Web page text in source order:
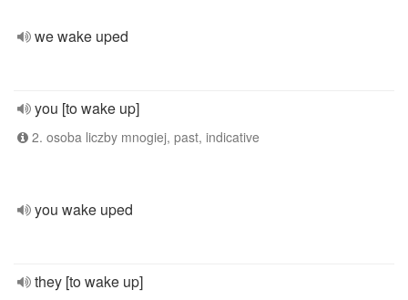
we wake uped
you [to wake up]
2. osoba liczby mnogiej, past, indicative
you wake uped
they [to wake up]